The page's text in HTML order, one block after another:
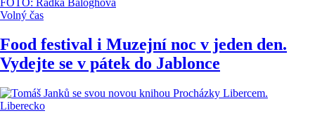
Volný čas
Food festival i Muzejní noc v jeden den.
Vydejte se v pátek do Jablonce
Liberecko